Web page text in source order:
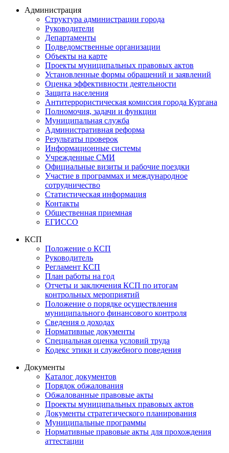
Администрация
Структура администрации города
Руководители
Департаменты
Подведомственные организации
Объекты на карте
Проекты муниципальных правовых актов
Установленные формы обращений и заявлений
Оценка эффективности деятельности
Защита населения
Антитеррористическая комиссия города Кургана
Полномочия, задачи и функции
Муниципальная служба
Административная реформа
Результаты проверок
Информационные системы
Учрежденные СМИ
Официальные визиты и рабочие поездки
Участие в программах и международное
сотрудничество
Статистическая информация
Контакты
Общественная приемная
ЕГИССО
КСП
Положение о КСП
Руководитель
Регламент КСП
План работы на год
Отчеты и заключения КСП по итогам
контрольных мероприятий
Положение о порядке осуществления
муниципального финансового контроля
Сведения о доходах
Нормативные документы
Специальная оценка условий труда
Кодекс этики и служебного поведения
Документы
Каталог документов
Порядок обжалования
Обжалованные правовые акты
Проекты муниципальных правовых актов
Документы стратегического планирования
Муниципальные программы
Нормативные правовые акты для прохождения
аттестации